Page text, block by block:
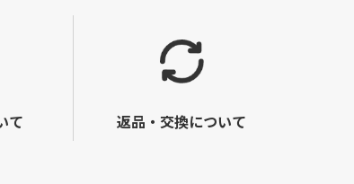
て 返品・交換について